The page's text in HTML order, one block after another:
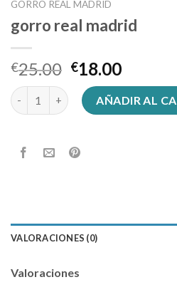
GORRO REAL MADRID
gorro real madrid
€25.00 €18.00
gorro real madrid cantidad
AÑADIR AL
VALORACIONES (0)
Valoraciones